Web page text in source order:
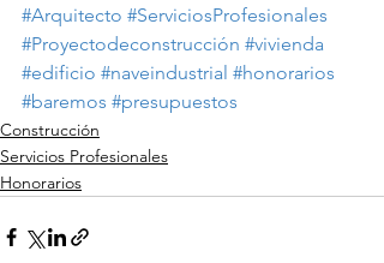
#Arquitecto #ServiciosProfesionales
#Proyectodeconstrucción #vivienda
#edificio #naveindustrial #honorarios
#baremos #presupuestos
Construcción
Servicios Profesionales
Honorarios